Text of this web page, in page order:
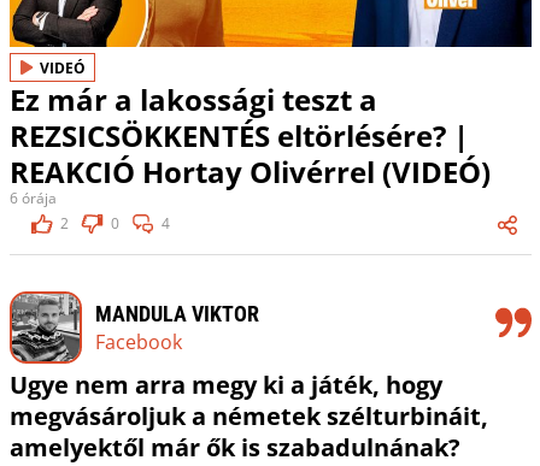
VIDEÓ
Ez már a lakossági teszt a
REZSICSÖKKENTÉS eltörlésére? |
REAKCIÓ Hortay Olivérrel (VIDEÓ)
6 órája
2
0 4
MANDULA VIKTOR
Facebook
Ugye nem arra megy ki a játék, hogy
megvásároljuk a németek szélturbináit,
amelyektől már ők is szabadulnának?